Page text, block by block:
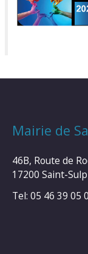
Mairie de
46B, Route de
17200 Saint-
Tel: 05 46 39 05